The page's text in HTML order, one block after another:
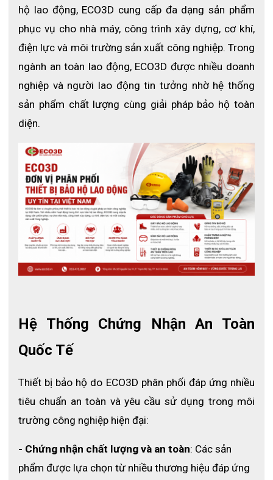
Khẩu Trang Phòng Sạch 3 Lớp
Thông số kỹ thuật
Tên sản phẩm:
Chức năng:
Chất liệu: Vải lọc hiệu suất cao
Kẹp sống mũi:
Lõi kép có thể điều chỉnh
Chất liệu đệm mũi: Bọt PU
Kiểu dây đeo: Dây đeo qua tai
Thiết kế: Dạng gấp
Màu sắc: Trắng
Loại sử dụng: Dùng một lần
Môi trường sử dụng: phòng sạch
Cấu tạo lớp lọc:
hạt bụi mịn và các hạt vi mô trong không khí, giúp tăng hiệu
quả bảo vệ hô hấp.
Lớp trong cùng:
giúp tạo cảm giác thoải mái và hạn chế kích ứng trong quá
Thiết kế hỗ trợ:
Phần đệm mũi mềm giúp tăng độ kín khít và tạo cảm giác
Thiết kế gấp giúp khẩu trang dễ dàng mang theo và cất giữ
Dây đeo tai đàn hồi đa chiều giúp cố định chắc chắn
hộ lao động, ECO3D cung cấp đa dạng sản phẩm
phục vụ cho nhà máy, công trình xây dựng, cơ khí,
điện lực và môi trường sản xuất công nghiệp. Trong
ngành an toàn lao động, ECO3D được nhiều doanh
nghiệp và người lao động tin tưởng nhờ hệ thống
sản phẩm chất lượng cùng giải pháp bảo hộ toàn
diện.
Hệ Thống Chứng Nhận An Toàn
Quốc Tế
Thiết bị bảo hộ do ECO3D phân phối đáp ứng nhiều
tiêu chuẩn an toàn và yêu cầu sử dụng trong môi
trường công nghiệp hiện đại:
- Chứng nhận chất lượng và an toàn: Các sản
phẩm được lựa chọn từ nhiều thương hiệu đáp ứng